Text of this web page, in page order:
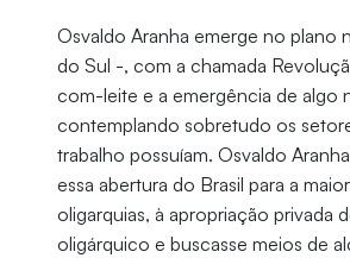
Osvaldo Aranha emerge no plano
do Sul -, com a chamada
com-leite e a emergência de algo
contemplando sobretudo os
trabalho possuíam. Osvaldo
essa abertura do Brasil para a
oligarquias, à apropriação privada
oligárquico e buscasse meios de